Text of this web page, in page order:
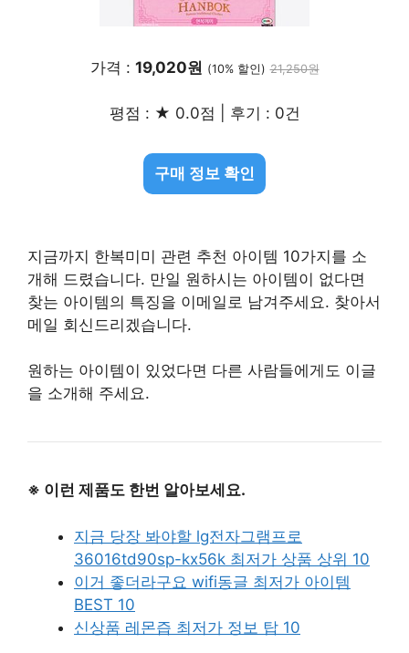
가격 : 19,020원 (10% 할인) 21,250원
평점 : ★ 0.0점 | 후기 : 0건
구매 정보 확인
지금까지 한복미미 관련 추천 아이템 10가지를 소
개해 드렸습니다. 만일 원하시는 아이템이 없다면
찾는 아이템의 특징을 이메일로 남겨주세요. 찾아서
메일 회신드리겠습니다.
원하는 아이템이 있었다면 다른 사람들에게도 이글
을 소개해 주세요.
※ 이런 제품도 한번 알아보세요.
지금 당장 봐야할 lg전자그램프로
36016td90sp-kx56k 최저가 상품 상위 10
이거 좋더라구요 wifi동글 최저가 아이템
BEST 10
신상품 레몬즙 최저가 정보 탑 10